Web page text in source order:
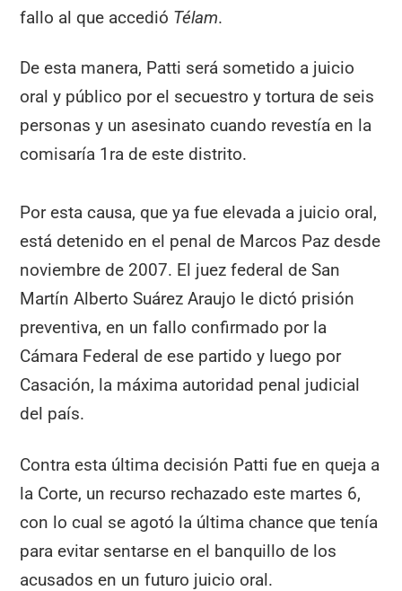
fallo al que accedió Télam.
De esta manera, Patti será sometido a juicio
oral y público por el secuestro y tortura de seis
personas y un asesinato cuando revestía en la
comisaría 1ra de este distrito.
Por esta causa, que ya fue elevada a juicio oral,
está detenido en el penal de Marcos Paz desde
noviembre de 2007. El juez federal de San
Martín Alberto Suárez Araujo le dictó prisión
preventiva, en un fallo confirmado por la
Cámara Federal de ese partido y luego por
Casación, la máxima autoridad penal judicial
del país.
Contra esta última decisión Patti fue en queja a
la Corte, un recurso rechazado este martes 6,
con lo cual se agotó la última chance que tenía
para evitar sentarse en el banquillo de los
acusados en un futuro juicio oral.